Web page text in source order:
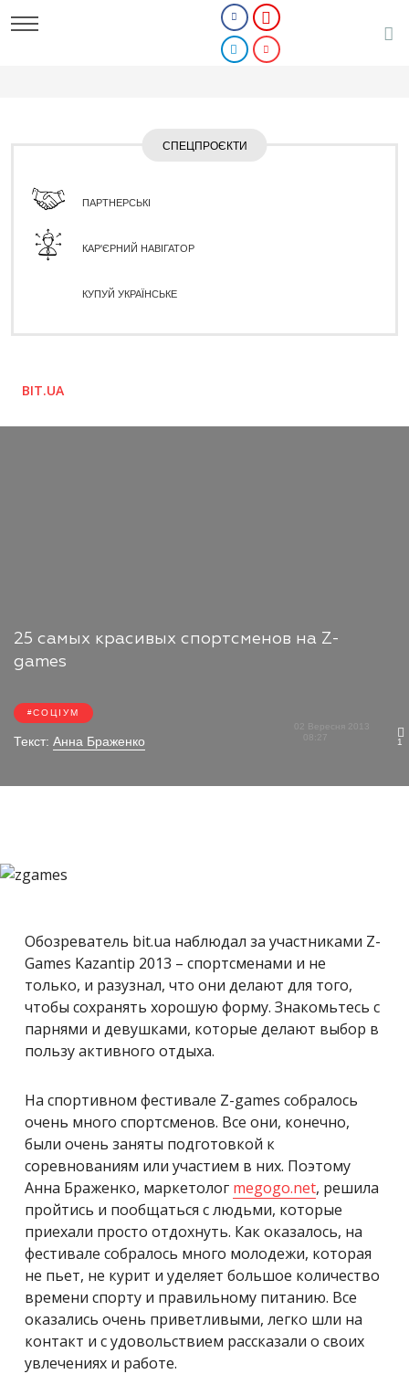
СПЕЦПРОЄКТИ
ПАРТНЕРСЬКІ
КАР'ЄРНИЙ НАВІГАТОР
КУПУЙ УКРАЇНСЬКЕ
BIT.UA
25 самых красивых спортсменов на Z-
games
СОЦІУМ
Текст: Анна Браженко
02 Вересня 2013
08:27
1
Обозреватель bit.ua наблюдал за участниками Z-
Games Kazantip 2013 – спортсменами и не
только, и разузнал, что они делают для того,
чтобы сохранять хорошую форму. Знакомьтесь с
парнями и девушками, которые делают выбор в
пользу активного отдыха.
На спортивном фестивале Z-games собралось
очень много спортсменов. Все они, конечно,
были очень заняты подготовкой к
соревнованиям или участием в них. Поэтому
Анна Браженко, маркетолог megogo.net, решила
пройтись и пообщаться с людьми, которые
приехали просто отдохнуть. Как оказалось, на
фестивале собралось много молодежи, которая
не пьет, не курит и уделяет большое количество
времени спорту и правильному питанию. Все
оказались очень приветливыми, легко шли на
контакт и с удовольствием рассказали о своих
увлечениях и работе.